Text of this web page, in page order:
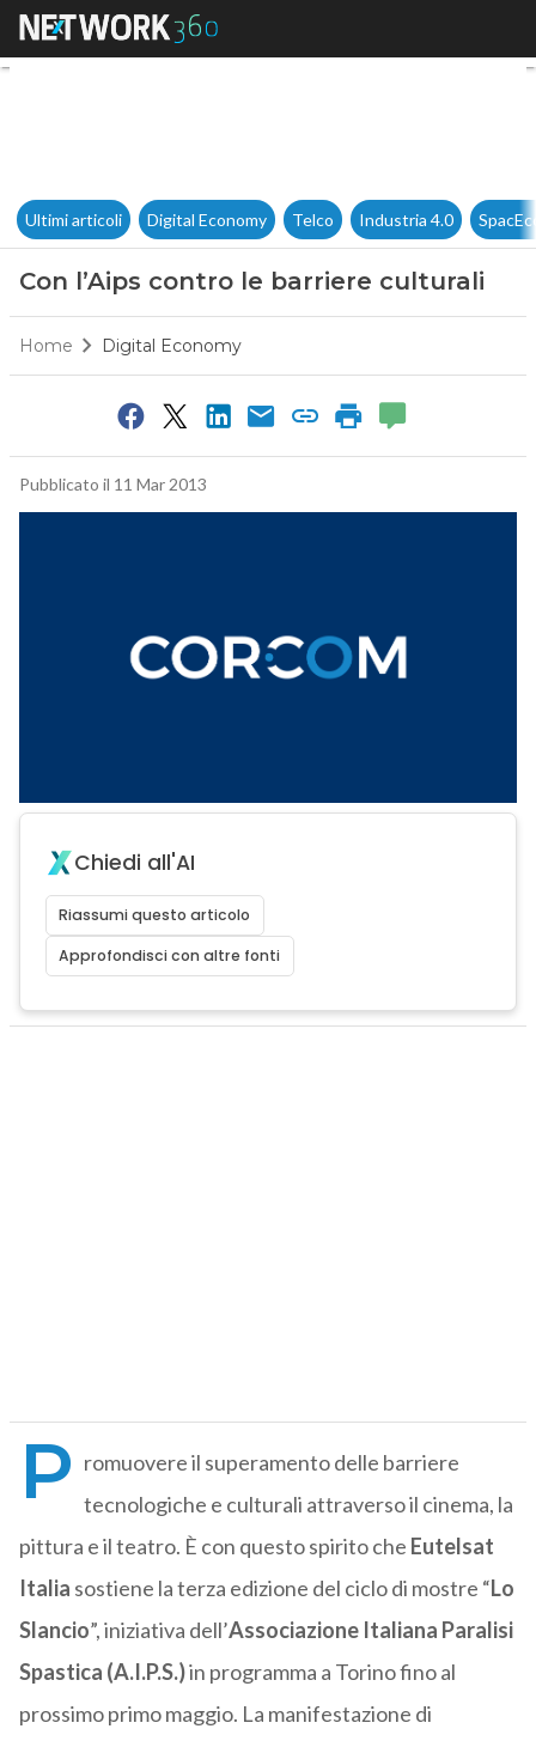
Con l’Aips contro le barriere
Ultimi articoli Digital Economy Telco Industria 4.0
Con l’Aips contro le barriere culturali
Home Digital Economy
Pubblicato il 11 Mar 2013
Chiedi all'AI
Riassumi questo articolo
Approfondisci con altre fonti
P romuovere il superamento delle barriere
tecnologiche e culturali attraverso il cinema, la
pittura e il teatro. È con questo spirito che Eutelsat
Italia sostiene la terza edizione del ciclo di mostre “Lo
Slancio”, iniziativa dell’Associazione Italiana Paralisi
Spastica (A.I.P.S.)in programma a Torino fino al
prossimo primo maggio. La manifestazione di